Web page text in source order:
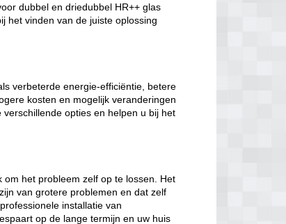
dubbel en driedubbel HR++ glas
het vinden van de juiste oplossing
verbeterde energie-efficiëntie, betere
kosten en mogelijk veranderingen
opties en helpen u bij het
het probleem zelf op te lossen. Het
van grotere problemen en dat zelf
installatie van
op de lange termijn en uw huis